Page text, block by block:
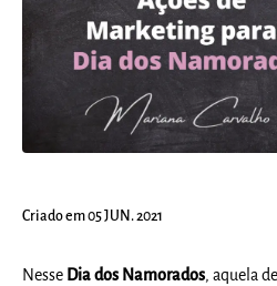
Criado em 05 JUN. 2021
Nesse Dia dos Namorados, aquela